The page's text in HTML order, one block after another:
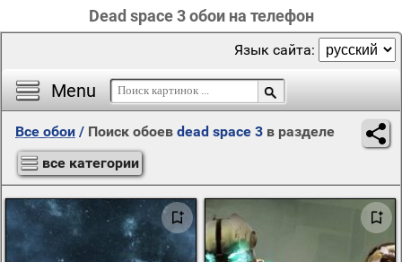
Dead space 3 обои на телефон
Menu
Язык сайта:
Все обои / Поиск обоев dead space 3 в разделе
все категории